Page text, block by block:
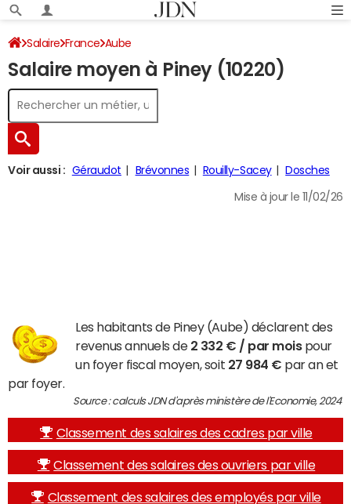
Salaire France Aube
Salaire moyen à Piney (10220)
Voir aussi : Géraudot Brévonnes Rouilly-Sacey Dosches
Mise à jour le 11/02/26
Les habitants de Piney (Aube) déclarent des
revenus annuels de 2 332 € / par moispour
un foyer fiscal moyen, soit 27 984 € par an et
par foyer.
Source : calculs JDN d'après ministère de l'Economie, 2024
Classement des salaires des cadres par ville
Classement des salaires des ouvriers par ville
Classement des salaires des employés par ville